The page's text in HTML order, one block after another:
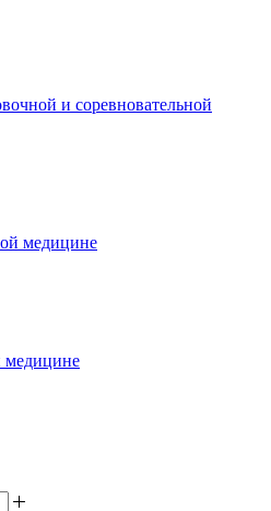
и соревновательной
медицине